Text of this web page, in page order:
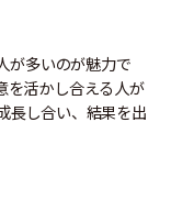
が多いのが魅力で
を活かし合える人が
長し合い、結果を出